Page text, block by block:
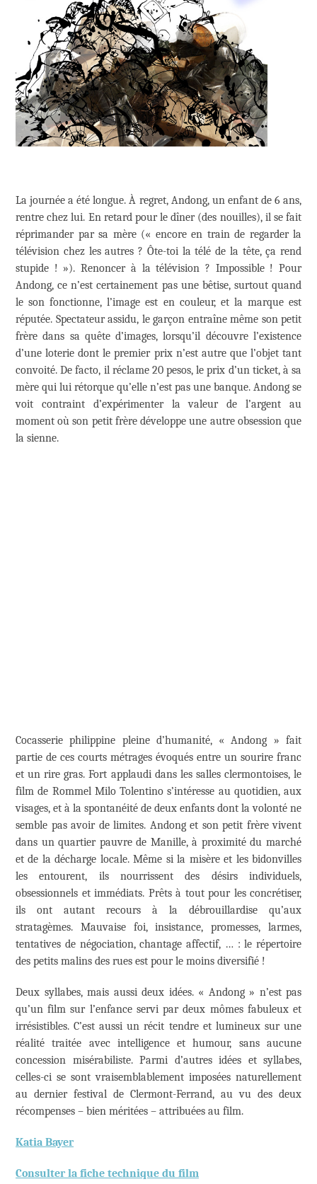
La journée a été longue. À regret, Andong, un enfant de 6 ans,
rentre chez lui. En retard pour le dîner (des nouilles), il se fait
réprimander par sa mère (« encore en train de regarder la
télévision chez les autres ? Ôte-toi la télé de la tête, ça rend
stupide ! »). Renoncer à la télévision ? Impossible ! Pour
Andong, ce n’est certainement pas une bêtise, surtout quand
le son fonctionne, l’image est en couleur, et la marque est
réputée. Spectateur assidu, le garçon entraîne même son petit
frère dans sa quête d’images, lorsqu’il découvre l’existence
d’une loterie dont le premier prix n’est autre que l’objet tant
convoité. De facto, il réclame 20 pesos, le prix d’un ticket, à sa
mère qui lui rétorque qu’elle n’est pas une banque. Andong se
voit contraint d’expérimenter la valeur de l’argent au
moment où son petit frère développe une autre obsession que
la sienne.
Cocasserie philippine pleine d’humanité, « Andong » fait
partie de ces courts métrages évoqués entre un sourire franc
et un rire gras. Fort applaudi dans les salles clermontoises, le
film de Rommel Milo Tolentino s’intéresse au quotidien, aux
visages, et à la spontanéité de deux enfants dont la volonté ne
semble pas avoir de limites. Andong et son petit frère vivent
dans un quartier pauvre de Manille, à proximité du marché
et de la décharge locale. Même si la misère et les bidonvilles
les entourent, ils nourrissent des désirs individuels,
obsessionnels et immédiats. Prêts à tout pour les concrétiser,
ils ont autant recours à la débrouillardise qu’aux
stratagèmes. Mauvaise foi, insistance, promesses, larmes,
tentatives de négociation, chantage affectif, … : le répertoire
des petits malins des rues est pour le moins diversifié !
Deux syllabes, mais aussi deux idées. « Andong » n’est pas
qu’un film sur l’enfance servi par deux mômes fabuleux et
irrésistibles. C’est aussi un récit tendre et lumineux sur une
réalité traitée avec intelligence et humour, sans aucune
concession misérabiliste. Parmi d’autres idées et syllabes,
celles-ci se sont vraisemblablement imposées naturellement
au dernier festival de Clermont-Ferrand, au vu des deux
récompenses – bien méritées – attribuées au film.
Katia Bayer
Consulter la fiche technique du film